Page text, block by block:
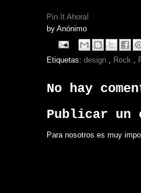
Pin It Ahora!
by Anónimo
Etiquetas: design Rock
No hay
Publicar un
Para nosotros es muy